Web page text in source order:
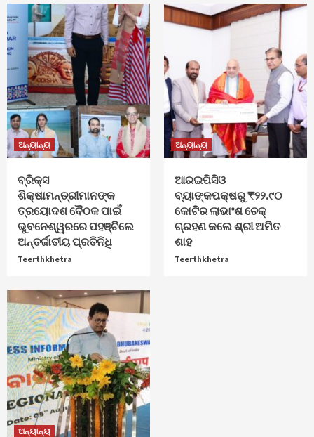
ଅନ୍ୟାନ୍ୟ
ବ୍ରିକ୍ସ
ଶିକ୍ଷାମନ୍ତ୍ରୀମାନଙ୍କ
ତ୍ରୟୋଦଶ ବୈଠକ ପାଇଁ
ଭୁବନେଶ୍ୱରରେ ପହଞ୍ଚିଲେ
ଅନ୍ତର୍ଜାତୀୟ ପ୍ରତିନିଧି
Teerthkhetra
ଅନ୍ୟାନ୍ୟ
ଆରଇପିସିଓ
ବ୍ୟାଙ୍କପକ୍ଷରୁ ₹୨୨.୯୦
କୋଟିର ଲାଭାଂଶ ଚେକ୍
ଗ୍ରହଣ କଲେ ଶ୍ରୀ ଅମିତ
ଶାହ
Teerthkhetra
ଅନ୍ୟାନ୍ୟ